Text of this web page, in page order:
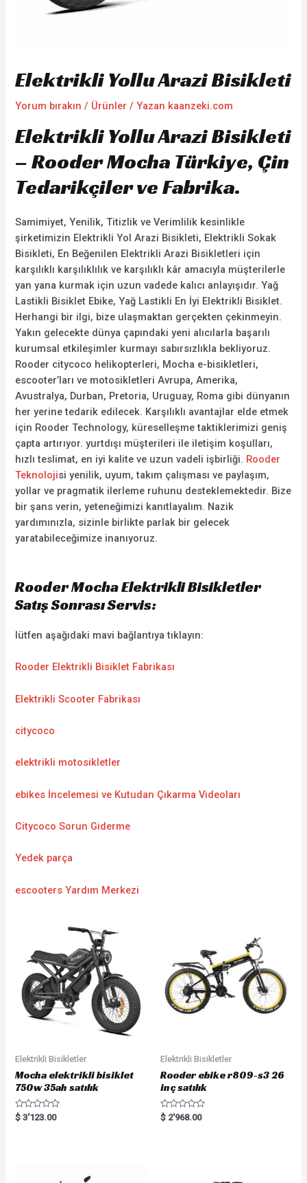
Elektrikli Yollu Arazi Bisikleti
Yorum bırakın / Ürünler / Yazan kaanzeki.com
Elektrikli Yollu Arazi Bisikleti
– Rooder Mocha Türkiye, Çin
Tedarikçiler ve Fabrika.
Samimiyet, Yenilik, Titizlik ve Verimlilik kesinlikle
şirketimizin Elektrikli Yol Arazi Bisikleti, Elektrikli Sokak
Bisikleti, En Beğenilen Elektrikli Arazi Bisikletleri için
karşılıklı karşılıklılık ve karşılıklı kâr amacıyla müşterilerle
yan yana kurmak için uzun vadede kalıcı anlayışıdır. Yağ
Lastikli Bisiklet Ebike, Yağ Lastikli En İyi Elektrikli Bisiklet.
Herhangi bir ilgi, bize ulaşmaktan gerçekten çekinmeyin.
Yakın gelecekte dünya çapındaki yeni alıcılarla başarılı
kurumsal etkileşimler kurmayı sabırsızlıkla bekliyoruz.
Rooder citycoco helikopterleri, Mocha e-bisikletleri,
escooter’ları ve motosikletleri Avrupa, Amerika,
Avustralya, Durban, Pretoria, Uruguay, Roma gibi dünyanın
her yerine tedarik edilecek. Karşılıklı avantajlar elde etmek
için Rooder Technology, küreselleşme taktiklerimizi geniş
çapta artırıyor. yurtdışı müşterileri ile iletişim koşulları,
hızlı teslimat, en iyi kalite ve uzun vadeli işbirliği. Rooder
Teknolojisi yenilik, uyum, takım çalışması ve paylaşım,
yollar ve pragmatik ilerleme ruhunu desteklemektedir. Bize
bir şans verin, yeteneğimizi kanıtlayalım. Nazik
yardımınızla, sizinle birlikte parlak bir gelecek
yaratabileceğimize inanıyoruz.
Rooder Mocha Elektrikli Bisikletler
Satış Sonrası Servis:
lütfen aşağıdaki mavi bağlantıya tıklayın:
Rooder Elektrikli Bisiklet Fabrikası
Elektrikli Scooter Fabrikası
citycoco
elektrikli motosikletler
ebikes İncelemesi ve Kutudan Çıkarma Videoları
Citycoco Sorun Giderme
Yedek parça
escooters Yardım Merkezi
Elektrikli Bisikletler
Mocha elektrikli bisiklet
750w 35ah satılık
R
a
$ 3'123.00
Elektrikli Bisikletler
Rooder ebike r809-s3 26
inç satılık
R
a
$ 2'968.00